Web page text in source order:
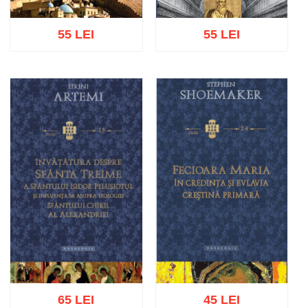
Adaugă în coș Wishlist
55 LEI
Adaugă în coș Wishlist
55 LEI
65 LEI 45 LEI